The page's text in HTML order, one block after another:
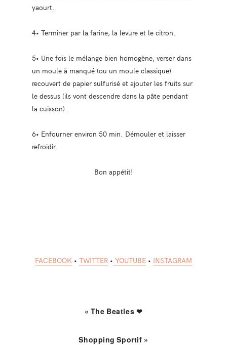
yaourt.
4• Terminer par la farine, la levure et le citron.
5• Une fois le mélange bien homogène, verser dans
un moule à manqué (ou un moule classique)
recouvert de papier sulfurisé et ajouter les fruits sur
le dessus (ils vont descendre dans la pâte pendant
la cuisson).
6• Enfourner environ 50 min. Démouler et laisser
refroidir.
Bon appétit!
FACEBOOK • TWITTER • YOUTUBE • INSTAGRAM
« The Beatles ❤
Shopping Sportif »